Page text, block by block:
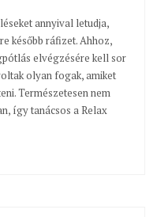
annyival letudja,
később ráfizet. Ahhoz,
elvégzésére kell sor
olyan fogak, amiket
Természetesen nem
így tanácsos a Relax